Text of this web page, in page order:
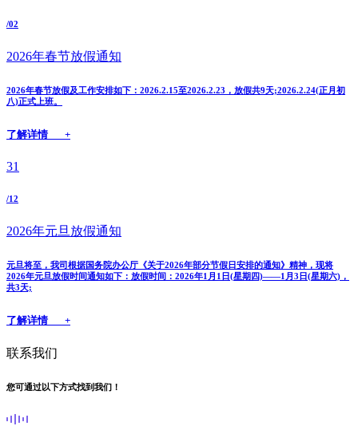
/02
2026年春节放假通知
2026年春节放假及工作安排如下：2026.2.15至2026.2.23，放假共9天;2026.2.24(正月初
八)正式上班。
了解详情 +
31
/12
2026年元旦放假通知
元旦将至，我司根据国务院办公厅《关于2026年部分节假日安排的通知》精神，现将
2026年元旦放假时间通知如下：放假时间：2026年1月1日(星期四)——1月3日(星期六)，
共3天;
了解详情 +
联系我们
您可通过以下方式找到我们！